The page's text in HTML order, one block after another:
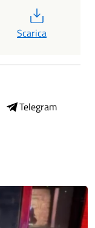
Scarica
Telegram